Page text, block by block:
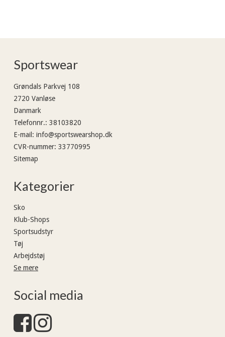
Sportswear
Grøndals Parkvej 108
2720 Vanløse
Danmark
Telefonnr.: 38103820
E-mail: info@sportswearshop.dk
CVR-nummer: 33770995
Sitemap
Kategorier
Sko
Klub-Shops
Sportsudstyr
Tøj
Arbejdstøj
Se mere
Social media